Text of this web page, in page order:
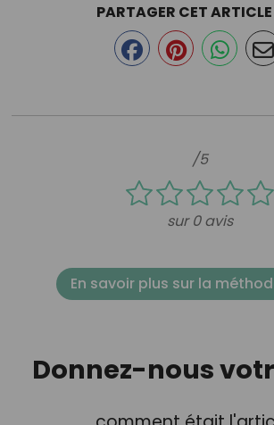
/5
sur 0 avis
PARTAGER CET ARTICLE
En savoir plus sur la
Donnez-nous